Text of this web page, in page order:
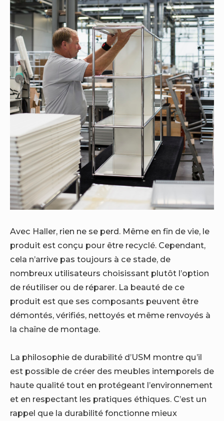
Avec Haller, rien ne se perd. Même en fin de vie, le
produit est conçu pour être recyclé. Cependant,
cela n’arrive pas toujours à ce stade, de
nombreux utilisateurs choisissant plutôt l’option
de réutiliser ou de réparer. La beauté de ce
produit est que ses composants peuvent être
démontés, vérifiés, nettoyés et même renvoyés à
la chaîne de montage.
La philosophie de durabilité d’USM montre qu’il
est possible de créer des meubles intemporels de
haute qualité tout en protégeant l’environnement
et en respectant les pratiques éthiques. C’est un
rappel que la durabilité fonctionne mieux